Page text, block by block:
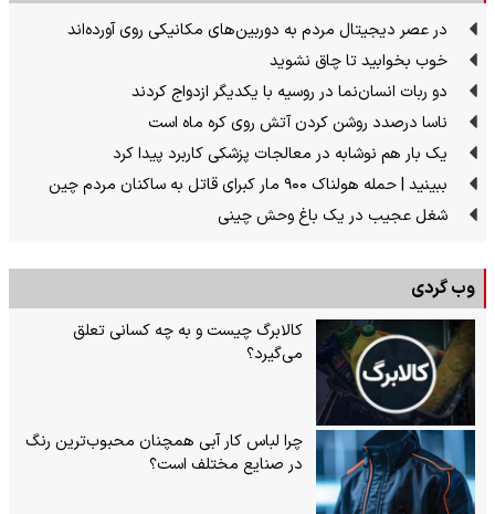
در عصر دیجیتال مردم به دوربین‌های مکانیکی روی آورده‌اند
خوب بخوابید تا چاق نشوید
دو ربات انسان‌نما در روسیه با یکدیگر ازدواج کردند
ناسا درصدد روشن کردن آتش روی کره ماه است
یک بار هم نوشابه در معالجات پزشکی کاربرد پیدا کرد
ببینید | حمله هولناک ۹۰۰ مار کبرای قاتل به ساکنان مردم چین
شغل عجیب در یک باغ وحش چینی
وب گردی
کالابرگ چیست و به چه کسانی تعلق
می‌گیرد؟
چرا لباس کار آبی همچنان محبوب‌ترین رنگ
در صنایع مختلف است؟